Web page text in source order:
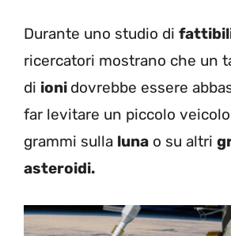
Durante uno studio di
ricercatori mostrano che un
di ioni dovrebbe essere
far levitare un piccolo
grammi sulla luna o su altri
asteroidi.